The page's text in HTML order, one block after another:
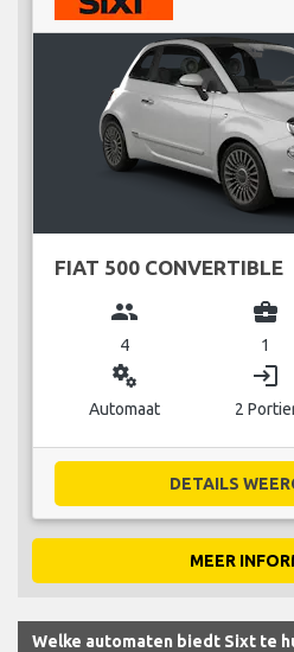
FIAT 500 CONVERTIBLE
group
4
business_center
1
miscellaneous_services
Automaat
login
2
DETAILS
MEER
Welke automaten biedt Sixt te